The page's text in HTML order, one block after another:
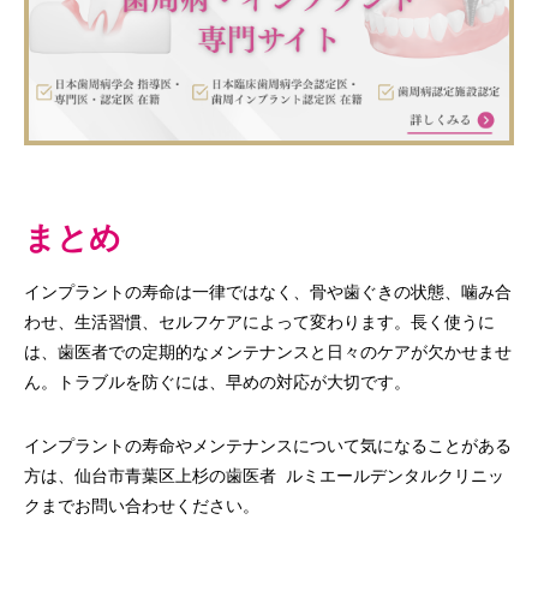
まとめ
インプラントの寿命は一律ではなく、骨や歯ぐきの状態、噛み合
わせ、生活習慣、セルフケアによって変わります。長く使うに
は、歯医者での定期的なメンテナンスと日々のケアが欠かせませ
ん。トラブルを防ぐには、早めの対応が大切です。
インプラントの寿命やメンテナンスについて気になることがある
方は、仙台市青葉区上杉の歯医者 ルミエールデンタルクリニッ
クまでお問い合わせください。